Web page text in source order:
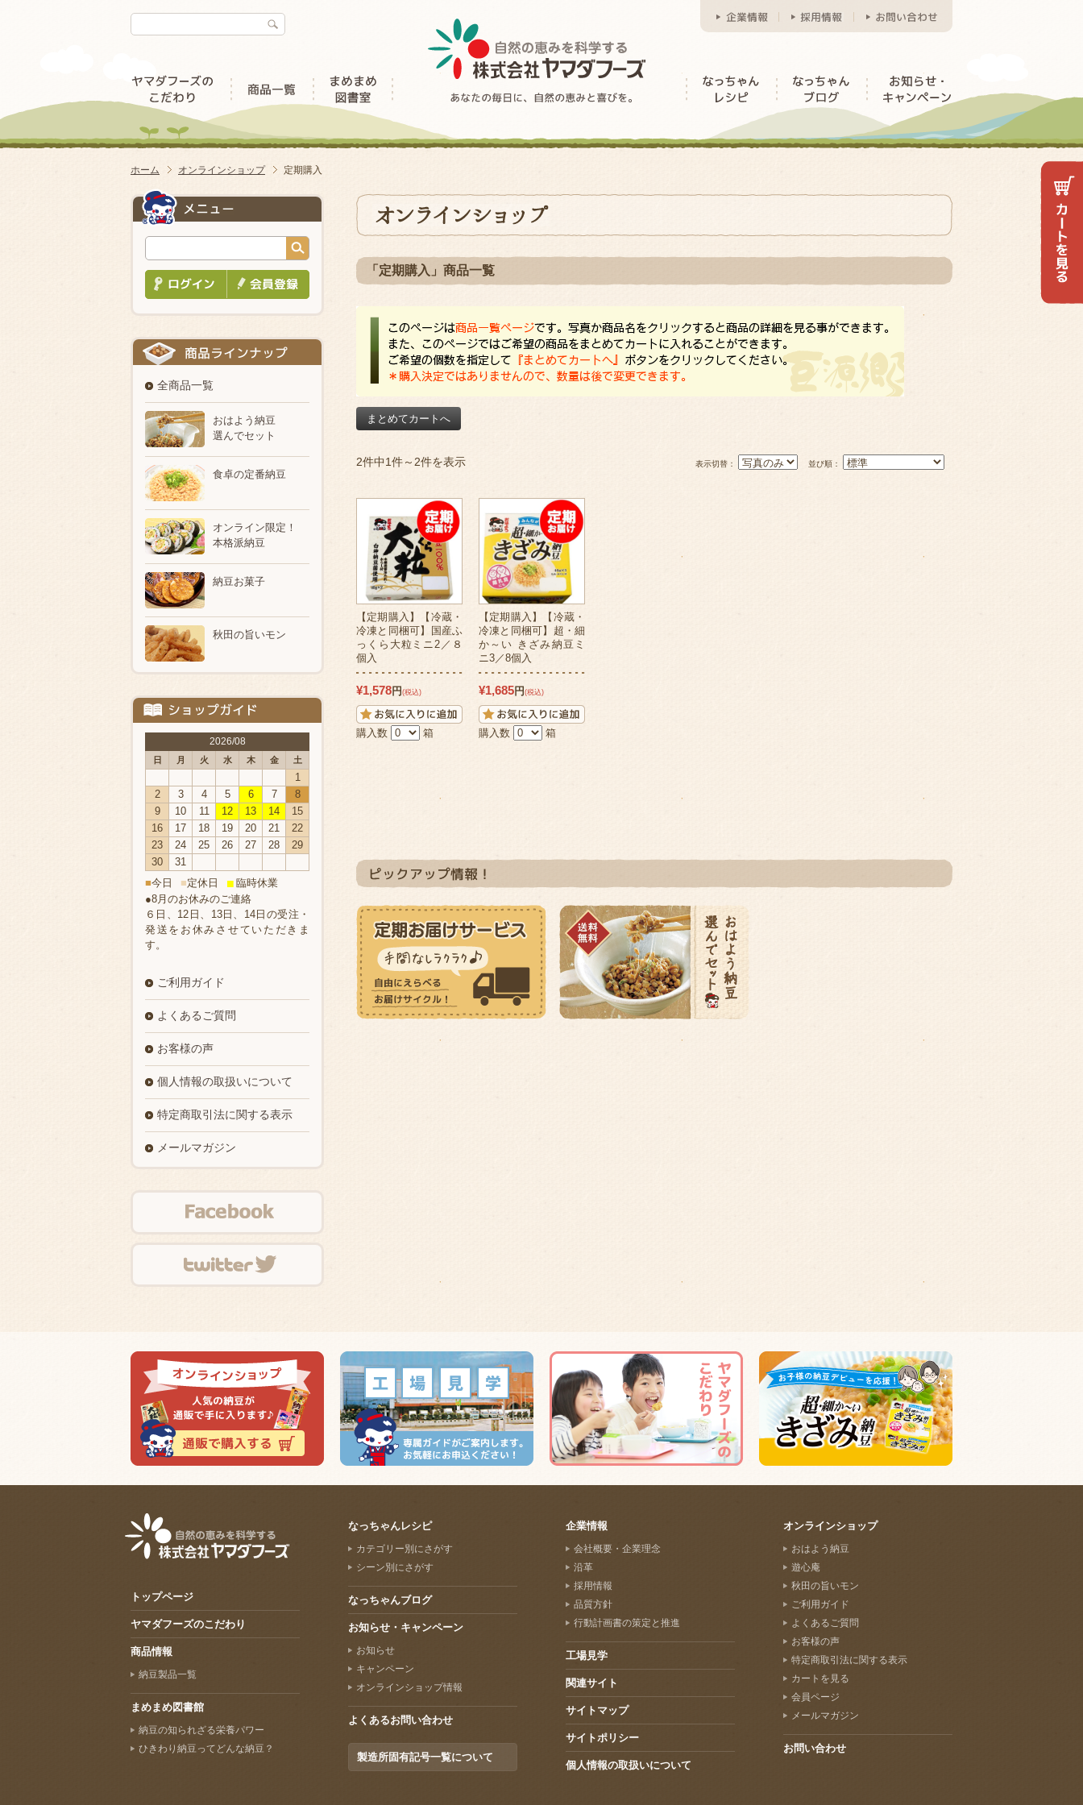
ホーム オンラインショップ 定期購入
「定期購入」商品一覧
表示切替： 並び順：
2件中1件～2件を表示
【定期購入】【冷蔵・
冷凍と同梱可】国産ふ
っくら大粒ミニ2／８
個入
¥1,578円 (税込)
購入数 箱
【定期購入】【冷蔵・
冷凍と同梱可】超・細
か～い きざみ納豆ミ
ニ3／8個入
¥1,685円 (税込)
購入数 箱
全商品一覧
おはよう納豆
選んでセット
食卓の定番納豆
オンライン限定！
本格派納豆
納豆お菓子
秋田の旨いモン
2026/08
日 月 火 水 木 金 土
1
2
3 4 5 6 7
8
9
10 11 12 13 14
15
16
17 18 19 20 21
22
23
24 25 26 27 28
29
30
31
■今日 ■定休日 ■ 臨時休業
●8月のお休みのご連絡
６日、12日、13日、14日の受注・
発送をお休みさせていただきま
す。
ご利用ガイド
よくあるご質問
お客様の声
個人情報の取扱いについて
特定商取引法に関する表示
メールマガジン
トップページ
ヤマダフーズのこだわり
商品情報
納豆製品一覧
まめまめ図書館
納豆の知られざる栄養パワー
ひきわり納豆ってどんな納豆？
なっちゃんレシピ
カテゴリー別にさがす
シーン別にさがす
なっちゃんブログ
お知らせ・キャンペーン
お知らせ
キャンペーン
オンラインショップ情報
よくあるお問い合わせ
製造所固有記号一覧について
企業情報
会社概要・企業理念
沿革
採用情報
品質方針
行動計画書の策定と推進
工場見学
関連サイト
サイトマップ
サイトポリシー
個人情報の取扱いについて
オンラインショップ
おはよう納豆
遊心庵
秋田の旨いモン
ご利用ガイド
よくあるご質問
お客様の声
特定商取引法に関する表示
カートを見る
会員ページ
メールマガジン
お問い合わせ